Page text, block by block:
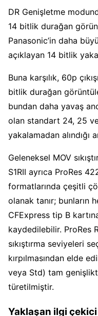
DR Genişletme
14 bitlik durağan
Panasonic’in daha
açıklayan 14 bitlik
Buna karşılık, 60p
bitlik durağan
bundan daha yavaş
olan standart 24, 25
yakalamadan alındığı
Geleneksel MOV
S1RII ayrıca ProRes
formatlarında çeşitli
olanak tanır; bunların
CFExpress tip B
kaydedilebilir. ProRes
sıkıştırma seviyeleri
kırpılmasından elde
veya Std) tam
türetilmiştir.
Yaklaşan ilgi